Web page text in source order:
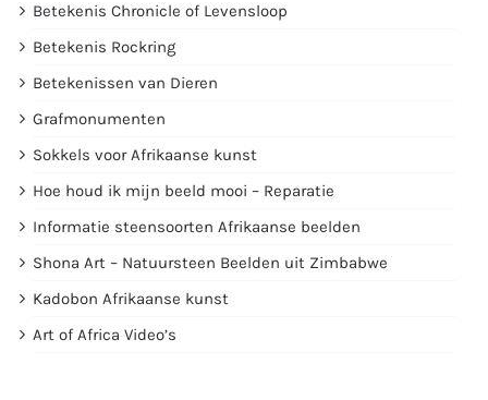
Betekenis Chronicle of Levensloop
Betekenis Rockring
Betekenissen van Dieren
Grafmonumenten
Sokkels voor Afrikaanse kunst
Hoe houd ik mijn beeld mooi – Reparatie
Informatie steensoorten Afrikaanse beelden
Shona Art – Natuursteen Beelden uit Zimbabwe
Kadobon Afrikaanse kunst
Art of Africa Video’s